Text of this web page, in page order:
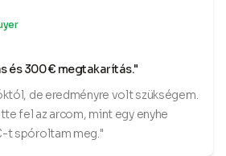
és 300 € megtakarítás."
de eredményre volt szükségem.
fel az arcom, mint egy enyhe
t spóroltam meg."